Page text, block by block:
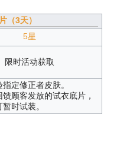
（3天）
5星
限时活动获取
定修正者皮肤。
顾客发放的试衣底片，
时试装。